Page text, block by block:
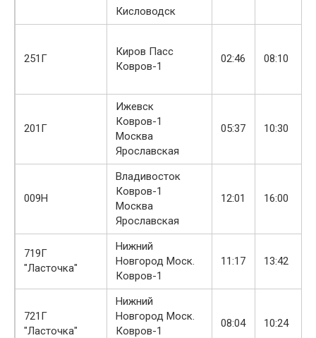
Кисловодск
251Г
Киров Пасс
Ковров-1
02:46 08:10
201Г
Ижевск
Ковров-1
Москва
Ярославская
05:37 10:30
009Н
Владивосток
Ковров-1
Москва
Ярославская
12:01 16:00
719Г
"Ласточка"
Нижний
Новгород Моск.
Ковров-1
11:17 13:42
721Г
"Ласточка"
Нижний
Новгород Моск.
Ковров-1
08:04 10:24